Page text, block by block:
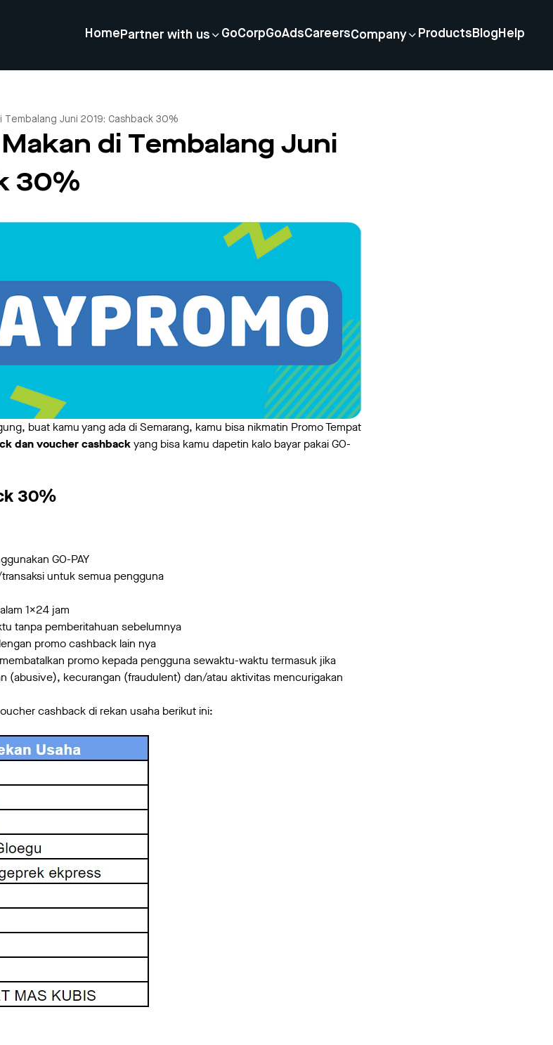
Home Partner with us GoCorpGoAdsCareersCompany Products Blog Help
Tembalang Juni 2019: Cashback 30%
di Tembalang Juni
30%
buat kamu yang ada di Semarang, kamu bisa nikmatin Promo Tempat
dan voucher cashbackyang bisa kamu dapetin kalo bayar pakai GO-
30%
GO-PAY
untuk semua pengguna
1x24 jam
tanpa pemberitahuan sebelumnya
promo cashback lain nya
promo kepada pengguna sewaktu-waktu termasuk jika
(abusive), kecurangan (fraudulent) dan/atau aktivitas mencurigakan
cashback di rekan usaha berikut ini: